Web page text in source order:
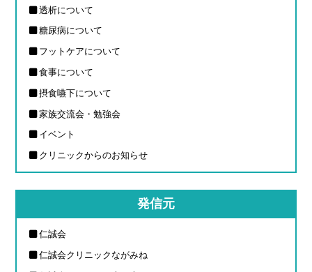
透析について
糖尿病について
フットケアについて
食事について
摂食嚥下について
家族交流会・勉強会
イベント
クリニックからのお知らせ
発信元
仁誠会
仁誠会クリニックながみね